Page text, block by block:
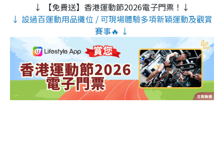
↓ 【免費送】香港運動節2026電子門票！↓
↓ 設過百運動用品攤位 / 可現場體驗多項新穎運動及觀賞
賽事🔥 ↓